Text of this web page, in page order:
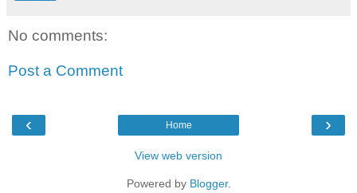
No comments:
Post a Comment
‹ ›
Home
View web version
Powered by Blogger.